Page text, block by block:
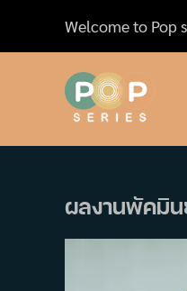
content
Welcome to Pop
ผลงานพัคมิน